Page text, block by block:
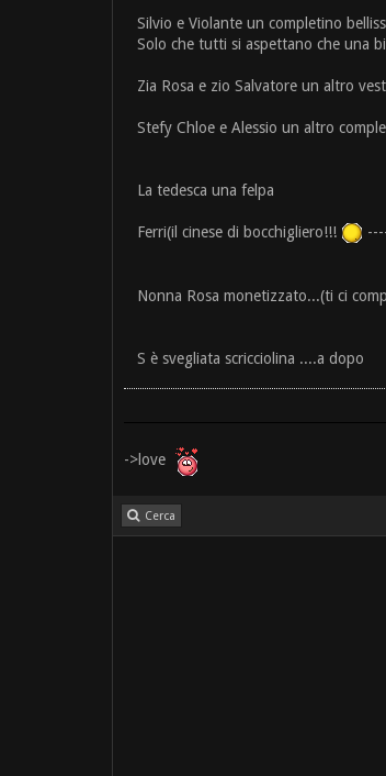
Silvio e Violante un completino
Solo che tutti si aspettano che una
Zia Rosa e zio Salvatore un altro
Stefy Chloe e Alessio un altro
La tedesca una felpa
Ferri(il cinese di bocchigliero!!!
Nonna Rosa monetizzato...(ti ci
S è svegliata scricciolina ....a dopo
->love
Cerca